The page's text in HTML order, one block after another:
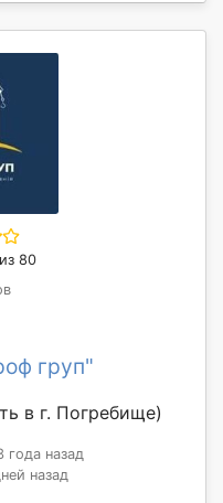
80
груп"
в г. Погребище)
года назад
назад